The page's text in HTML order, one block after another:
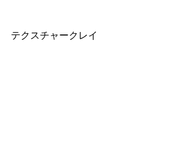
テクスチャークレイ